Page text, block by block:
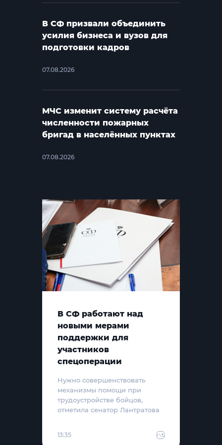
В СФ призвали объединить
усилия бизнеса и вузов для
подготовки кадров
07.08.2026
МЧС изменит систему расчёта
численности пожарных
бригад в населённых пунктах
07.08.2026
В СФ работают над
новыми мерами
поддержки для
участников
спецоперации
Нужно совершенствовать
механизмы помощи при
трудоустройстве бойцов,
отметила сенатор Лантратова
13:35